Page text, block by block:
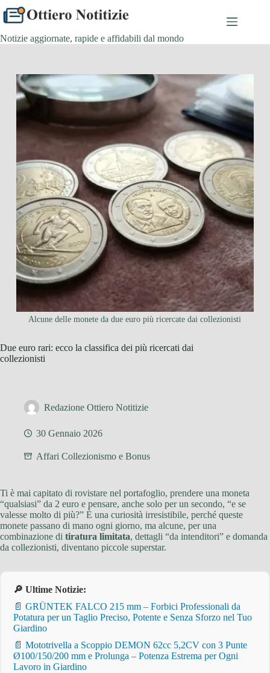
al
contenuto
Notizie aggiornate, rapide e affidabili dal mondo
Alcune delle monete da due euro più ricercate dai collezionisti
Due euro rari: ecco la classifica dei più ricercati dai
collezionisti
Redazione Ottiero Notitizie
30 Gennaio 2026
Affari Collezionismo e Bonus
Ti è mai capitato di rovistare nel portafoglio, prendere una moneta
“qualsiasi” da 2 euro e pensare, anche solo per un secondo, “e se
valesse molto di più?” È una curiosità irresistibile, perché queste
monete passano di mano ogni giorno, ma alcune, per una
combinazione di tiratura limitata, dettagli “da intenditori” e domanda
da collezionisti, diventano piccole superstar.
🔎 Ultime Notizie:
📄 GRÜNTEK FALCO 215 mm – Forbici Professionali da
Potatura per un Taglio Preciso, Potente e Senza Sforzo nel Tuo
Giardino
📄 Mototrivella a Scoppio DEMON 62cc 5,2CV con 3 Punte
Ø100/150/200 mm e Prolunga – Potenza Estrema per Ogni
Lavoro in Giardino